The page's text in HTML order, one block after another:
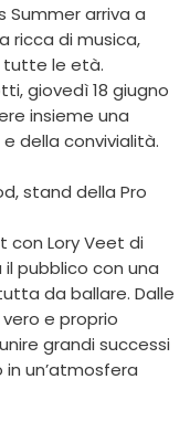
Summer arriva a
ricca di musica,
le età.
giovedì 18 giugno
insieme una
della convivialità.
stand della Pro
con Lory Veet di
pubblico con una
da ballare. Dalle
e proprio
grandi successi
un’atmosfera